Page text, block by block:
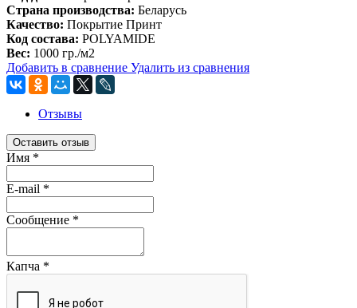
Страна производства: Беларусь
Качество: Покрытие Принт
Код состава: POLYAMIDE
Вес: 1000 гр./м2
Добавить в сравнение Удалить из сравнения
Отзывы
Оставить отзыв
Имя *
E-mail *
Сообщение *
Капча *